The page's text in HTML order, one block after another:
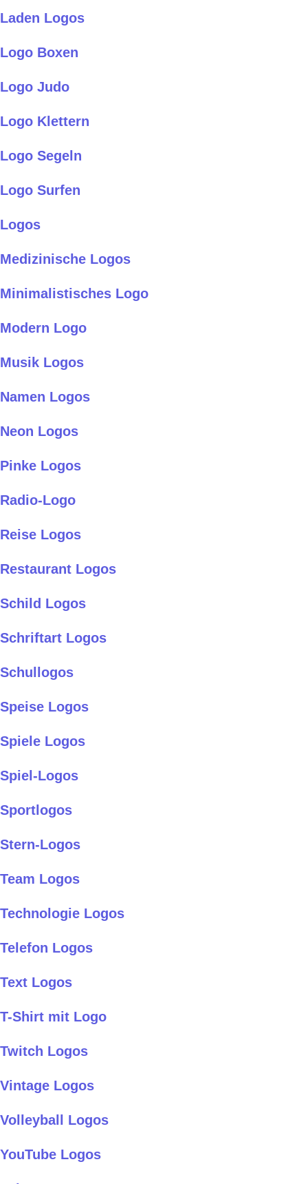
Laden Logos
Logo Boxen
Logo Judo
Logo Klettern
Logo Segeln
Logo Surfen
Logos
Medizinische Logos
Minimalistisches Logo
Modern Logo
Musik Logos
Namen Logos
Neon Logos
Pinke Logos
Radio-Logo
Reise Logos
Restaurant Logos
Schild Logos
Schriftart Logos
Schullogos
Speise Logos
Spiele Logos
Spiel-Logos
Sportlogos
Stern-Logos
Team Logos
Technologie Logos
Telefon Logos
Text Logos
T-Shirt mit Logo
Twitch Logos
Vintage Logos
Volleyball Logos
YouTube Logos